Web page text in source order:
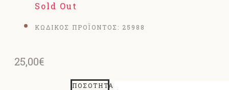
Sold Out
ΚΩΔΙΚΟΣ ΠΡΟΪΟΝΤΟΣ: 25988
25,00€
ΠΟΣΌΤΗΤΑ